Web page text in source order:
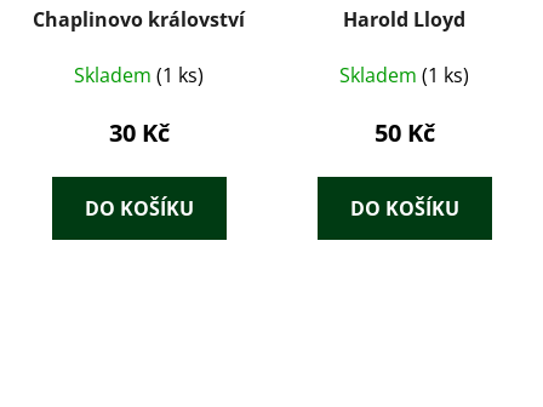
Chaplinovo království
Skladem (1 ks)
30 Kč
DO KOŠÍKU
Harold Lloyd
Skladem (1 ks)
50 Kč
DO KOŠÍKU